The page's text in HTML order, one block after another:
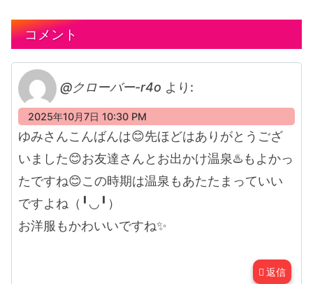
コメント
@クローバー-r4o より:
2025年10月7日 10:30 PM
ゆみさんこんばんは😊先ほどはありがとうござ
いました😊お友達さんとお出かけ温泉♨️もよかっ
たですね😊この時期は温泉もあたたまっていい
ですよね（╹◡╹）
お洋服もかわいいですね✨
返信